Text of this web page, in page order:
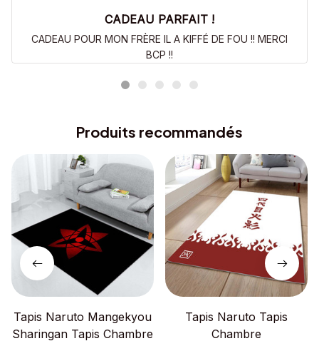
CADEAU PARFAIT !
CADEAU POUR MON FRÈRE IL A KIFFÉ DE FOU !! MERCI
BCP !!
Produits recommandés
Tapis Naruto Mangekyou
Sharingan Tapis Chambre
Tapis Naruto Tapis
Chambre